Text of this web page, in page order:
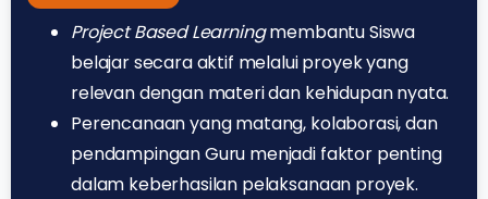
Project Based Learningmembantu Siswa
belajar secara aktif melalui proyek yang
relevan dengan materi dan kehidupan nyata.
Perencanaan yang matang, kolaborasi, dan
pendampingan Guru menjadi faktor penting
dalam keberhasilan pelaksanaan proyek.